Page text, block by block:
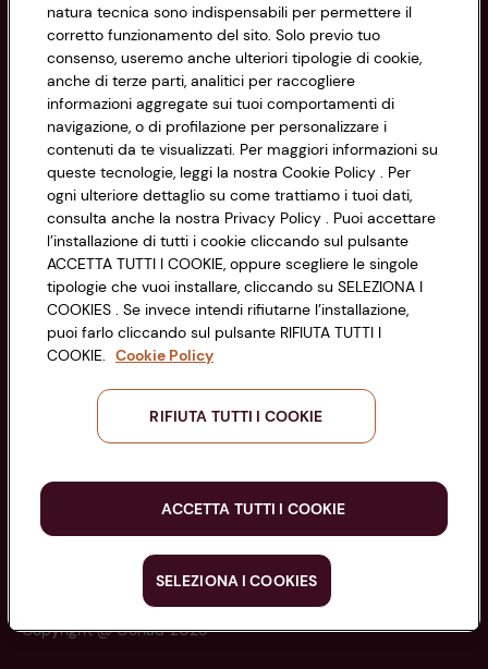
Privacy Policy
Cookie Policy
Impostazioni Cookie
Accessibilità
CONAD SOCIETÀ COOPERATIVA
Via Michelino, 59 | 40127 BOLOGNA
Codice Fiscale e Registro Imprese
di Bologna 00865960157
PARTITA IVA 03320960374
Servizio clienti
Seguici sui Social:
Copyright @ Conad 2025
natura tecnica sono indispensabili per permettere il
corretto funzionamento del sito. Solo previo tuo
consenso, useremo anche ulteriori tipologie di cookie,
anche di terze parti, analitici per raccogliere
informazioni aggregate sui tuoi comportamenti di
navigazione, o di profilazione per personalizzare i
contenuti da te visualizzati. Per maggiori informazioni su
queste tecnologie, leggi la nostra Cookie Policy . Per
ogni ulteriore dettaglio su come trattiamo i tuoi dati,
consulta anche la nostra Privacy Policy . Puoi accettare
l’installazione di tutti i cookie cliccando sul pulsante
ACCETTA TUTTI I COOKIE, oppure scegliere le singole
tipologie che vuoi installare, cliccando su SELEZIONA I
COOKIES . Se invece intendi rifiutarne l’installazione,
puoi farlo cliccando sul pulsante RIFIUTA TUTTI I
COOKIE. Cookie Policy
RIFIUTA TUTTI I COOKIE
ACCETTA TUTTI I COOKIE
SELEZIONA I COOKIES